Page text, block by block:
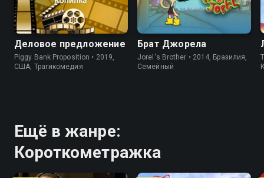
Деловое предложение
Piggy Bank Proposition • 2019,
США, Трагикомедия
Брат Джорела
Jorel's Brother • 2014, Бразилия,
Cемейный
Ещё в жанре:
Короткометражка